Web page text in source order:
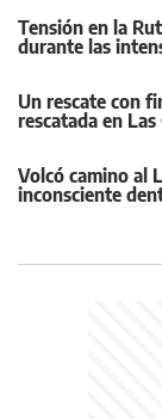
Tensión en la
durante las
Un rescate con
rescatada en
Volcó camino al
inconsciente